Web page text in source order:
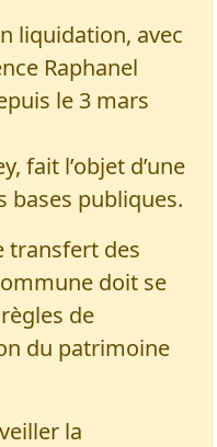
liquidation, avec
Raphanel
le 3 mars
fait l’objet d’une
bases publiques.
transfert des
doit se
de
du patrimoine
la